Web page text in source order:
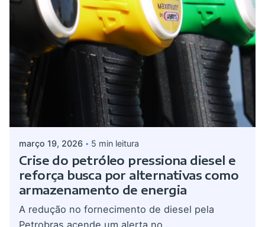
Postado por
Giovanna Alves
março 19, 2026 5 min leitura
Crise do petróleo pressiona diesel e
reforça busca por alternativas como
armazenamento de energia
A redução no fornecimento de diesel pela
Petrobras acende um alerta no...